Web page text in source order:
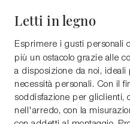
Letti in legno
Esprimere i gusti personali
più un ostacolo grazie alle
a disposizione da noi, ideali
necessità personali. Con il
soddisfazione per gliclienti,
nell'arredo, con la